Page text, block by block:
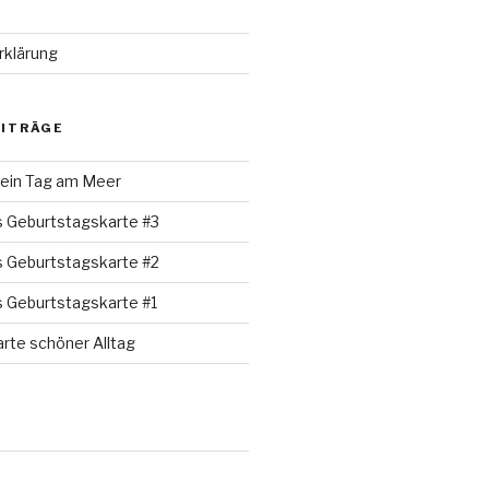
Tag am Meer
Geburtstagskarte #3
Geburtstagskarte #2
Geburtstagskarte #1
schöner Alltag